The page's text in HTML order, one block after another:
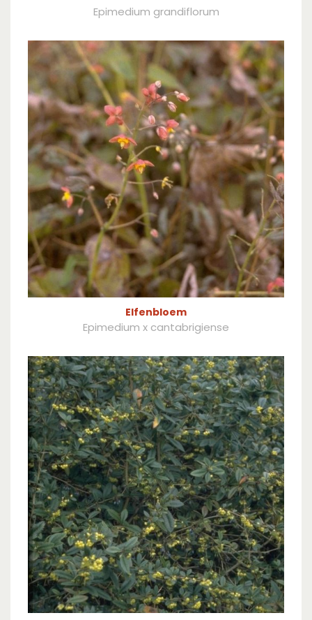
Epimedium grandiflorum
Elfenbloem
Epimedium x cantabrigiense